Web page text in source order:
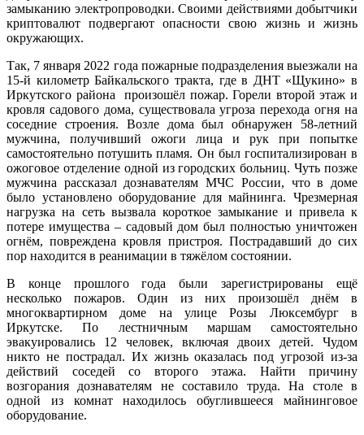
замыканию электропроводки. Своими действиями добытчики
криптовалют подвергают опасности свою жизнь и жизнь
окружающих.
Так, 7 января 2022 года пожарные подразделения выезжали на
15-й километр Байкальского тракта, где в ДНТ «Щукино» в
Иркутского района произошёл пожар. Горели второй этаж и
кровля садового дома, существовала угроза перехода огня на
соседние строения. Возле дома был обнаружен 58-летний
мужчина, получивший ожоги лица и рук при попытке
самостоятельно потушить пламя. Он был госпитализирован в
ожоговое отделение одной из городских больниц. Чуть позже
мужчина рассказал дознавателям МЧС России, что в доме
было установлено оборудование для майнинга. Чрезмерная
нагрузка на сеть вызвала короткое замыкание и привела к
потере имущества – садовый дом был полностью уничтожен
огнём, повреждена кровля пристроя. Пострадавший до сих
пор находится в реанимации в тяжёлом состоянии.
В конце прошлого года были зарегистрированы ещё
несколько пожаров. Один из них произошёл днём в
многоквартирном доме на улице Розы Люксембург в
Иркутске. По лестничным маршам самостоятельно
эвакуировались 12 человек, включая двоих детей. Чудом
никто не пострадал. Их жизнь оказалась под угрозой из-за
действий соседей со второго этажа. Найти причину
возгорания дознавателям не составило труда. На столе в
одной из комнат находилось обуглившееся майнинговое
оборудование.